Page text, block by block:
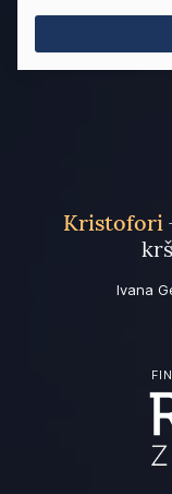
Kristofori
Ivana